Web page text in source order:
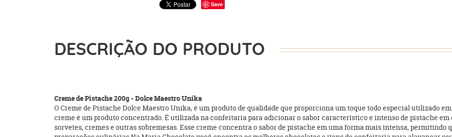
Save
DESCRIÇÃO DO PRODUTO
Creme de Pistache 200g - Dolce Maestro Unika
O Creme de Pistache Dolce Maestro Unika, é um produto de qualidade que proporciona um toque todo especial utilizado
creme é um produto concentrado. É utilizada na confeitaria para adicionar o sabor característico e intenso de pistache
sorvetes, cremes e outras sobremesas. Esse creme concentra o sabor de pistache em uma forma mais intensa, permitindo